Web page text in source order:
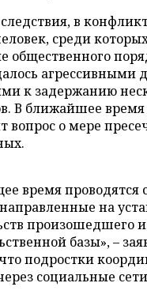
в
среди
общественного
агрессивными
к задержанию
В ближайшее время
вопрос о мере
время проводятся
на
произошедшего
базы», –
подростки
социальные